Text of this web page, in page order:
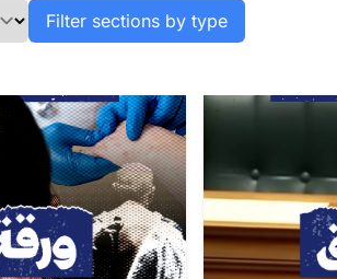
Filter sections by type